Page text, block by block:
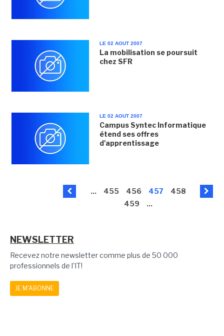
LE 02 AOUT 2007
La mobilisation se poursuit
chez SFR
LE 02 AOUT 2007
Campus Syntec Informatique
étend ses offres
d'apprentissage
... 455 456 457
458
459
...
NEWSLETTER
Recevez notre newsletter comme plus de 50 000
professionnels de l'IT!
JE M'ABONNE